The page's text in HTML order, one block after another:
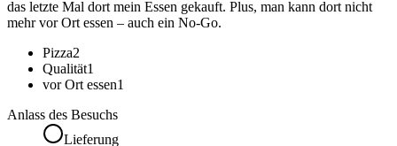
das letzte Mal dort mein Essen gekauft. Plus, man kann dort nicht
mehr vor Ort essen – auch ein No-Go.
Pizza2
Qualität1
vor Ort essen1
Anlass des Besuchs
Lieferung